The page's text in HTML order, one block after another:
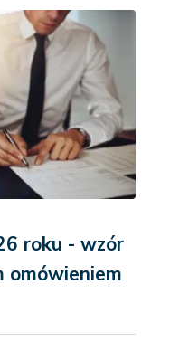
roku - wzór
omówieniem